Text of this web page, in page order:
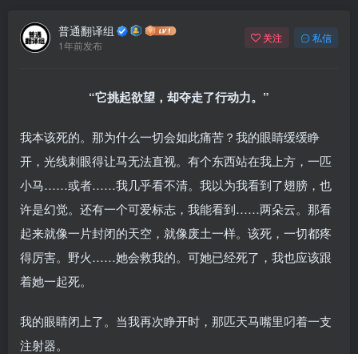
普通翻译组
1年前发布
关注 私信
“它挑起欲望，却夺走了行动力。”
我本该死的。那为什么一切会如此痛苦？我的眼睛缓缓睁
开，光线刺眼得让马无法直视。有个东西站在我上方，一匹
小马……或者……我几乎看不清。我以为我看到了翅膀，也
许是幻觉。还有一个可爱标志，我能看到……两朵云。那看
起来就像一片封闭的天空，就像废土一样。该死，一切都疼
得厉害。野火……她会救我的。可她已经死了，我也应该跟
着她一起死。
我的眼睛闭上了。当我再次睁开时，那匹天马嘴里叼着一支
注射器。